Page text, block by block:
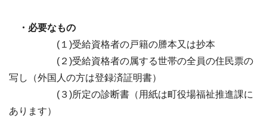
・必要なもの
(１)受給資格者の戸籍の謄本又は抄本
(２)受給資格者の属する世帯の全員の住民票の
写し（外国人の方は登録済証明書）
(３)所定の診断書（用紙は町役場福祉推進課に
あります）